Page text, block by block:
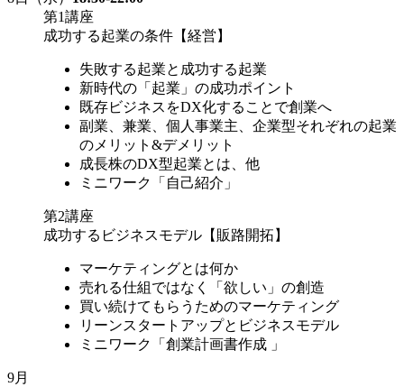
第1講座
成功する起業の条件【経営】
失敗する起業と成功する起業
新時代の「起業」の成功ポイント
既存ビジネスをDX化することで創業へ
副業、兼業、個人事業主、企業型それぞれの起業
のメリット&デメリット
成長株のDX型起業とは、他
ミニワーク「自己紹介」
第2講座
成功するビジネスモデル【販路開拓】
マーケティングとは何か
売れる仕組ではなく「欲しい」の創造
買い続けてもらうためのマーケティング
リーンスタートアップとビジネスモデル
ミニワーク「創業計画書作成 」
9月